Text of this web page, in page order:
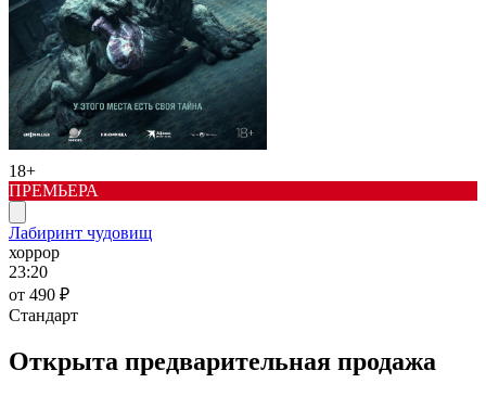
18+
ПРЕМЬЕРА
Лабиринт чудовищ
хоррор
23:20
от 490 ₽
Стандарт
Открыта предварительная продажа